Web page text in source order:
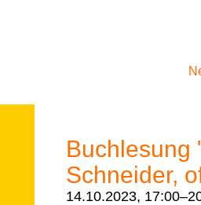
Buchlesung
Schneider,
14.10.2023,